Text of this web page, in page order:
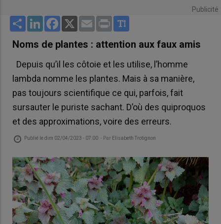
Publicité
Share LinkedInFacebook
X Email Print
Noms de plantes : attention aux faux amis
Depuis qu’il les côtoie et les utilise, l’homme
lambda nomme les plantes. Mais à sa manière,
pas toujours scientifique ce qui, parfois, fait
sursauter le puriste sachant. D’où des quiproquos
et des approximations, voire des erreurs.
Publié ledim 02/04/2023 - 07:00 - Par Elisabeth Trotignon